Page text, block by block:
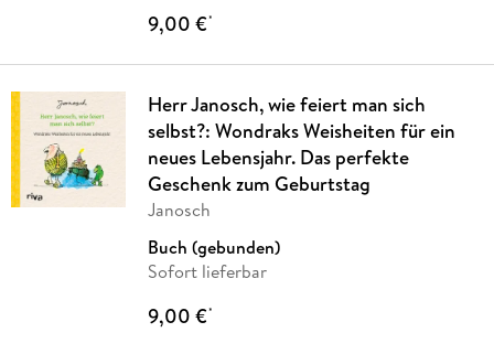
9,00 €*
Herr Janosch, wie feiert man sich
selbst?: Wondraks Weisheiten für ein
neues Lebensjahr. Das perfekte
Geschenk zum Geburtstag
Janosch
Buch (gebunden)
Sofort lieferbar
9,00 €*